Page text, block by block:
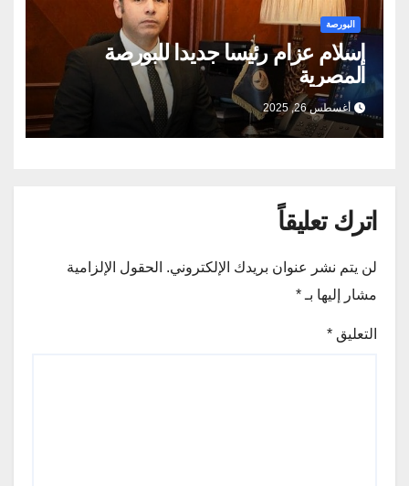
البورصة
إسلام عزام رئيسا جديدا للبورصة
المصرية
أغسطس 26, 2025
اترك تعليقاً
لن يتم نشر عنوان بريدك الإلكتروني. الحقول الإلزامية
مشار إليها بـ *
التعليق *